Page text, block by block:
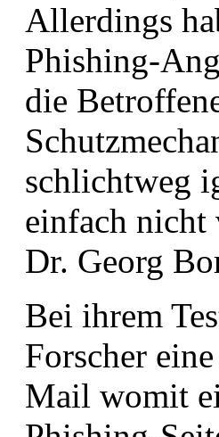
Allerdings
Phishing-
die
schlichtweg
einfach nicht
Dr. Georg
Bei ihrem
Forscher
Mail womit